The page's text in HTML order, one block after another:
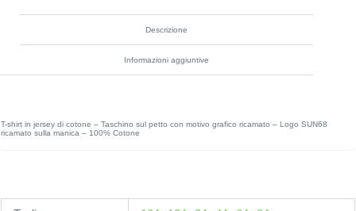
Descrizione
Informazioni aggiuntive
T-shirt in jersey di cotone – Taschino sul petto con motivo grafico ricamato – Logo SUN68
ricamato sulla manica – 100% Cotone